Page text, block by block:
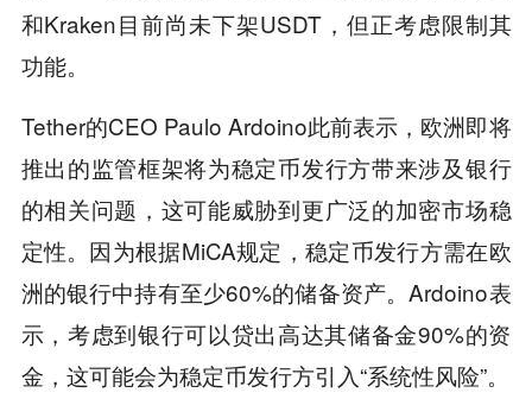
和Kraken目前尚未下架USDT，但正考虑限制其
功能。
Tether的CEO Paulo Ardoino此前表示，欧洲即将
推出的监管框架将为稳定币发行方带来涉及银行
的相关问题，这可能威胁到更广泛的加密市场稳
定性。因为根据MiCA规定，稳定币发行方需在欧
洲的银行中持有至少60%的储备资产。Ardoino表
示，考虑到银行可以贷出高达其储备金90%的资
金，这可能会为稳定币发行方引入“系统性风险”。